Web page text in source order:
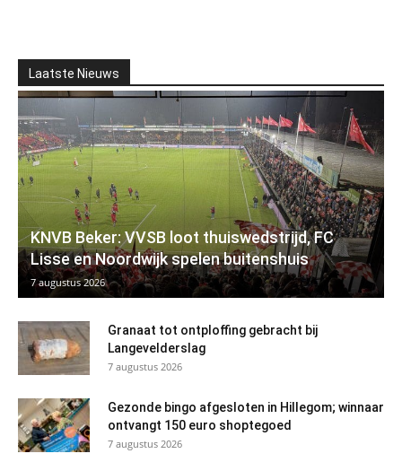
Laatste Nieuws
KNVB Beker: VVSB loot thuiswedstrijd, FC
Lisse en Noordwijk spelen buitenshuis
7 augustus 2026
Granaat tot ontploffing gebracht bij
Langevelderslag
7 augustus 2026
Gezonde bingo afgesloten in Hillegom; winnaar
ontvangt 150 euro shoptegoed
7 augustus 2026